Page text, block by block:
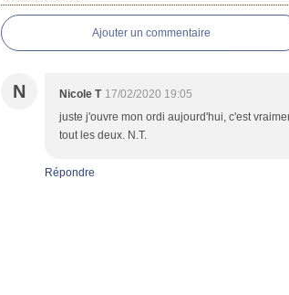
Ajouter un commentaire
N Nicole T 17/02/2020 19:05
juste j'ouvre mon ordi aujourd'hui, c'est
tout les deux. N.T.
Répondre